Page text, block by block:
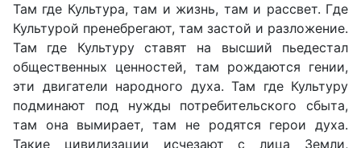
Там где Культура, там и жизнь, там и рассвет. Где
Культурой пренебрегают, там застой и разложение.
Там где Культуру ставят на высший пьедестал
общественных ценностей, там рождаются гении,
эти двигатели народного духа. Там где Культуру
подминают под нужды потребительского сбыта,
там она вымирает, там не родятся герои духа.
Такие цивилизации исчезают с лица Земли,